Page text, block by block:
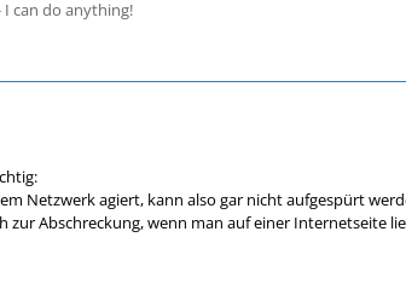
I can do anything!
Netzwerk agiert, kann also gar nicht aufgespürt
zur Abschreckung, wenn man auf einer Internetseite